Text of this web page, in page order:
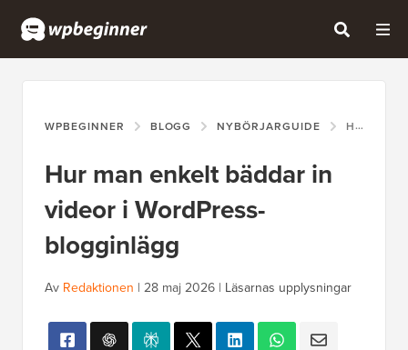
WPBEGINNER BLOGG NYBÖRJARGUIDE HUR MAN ENKELT BÄDDAR IN VIDEOR I WORDPRESS-BLOGGINLÄGG
Hur man enkelt bäddar in
videor i WordPress-
blogginlägg
Av Redaktionen | 28 maj 2026 | Läsarnas upplysningar